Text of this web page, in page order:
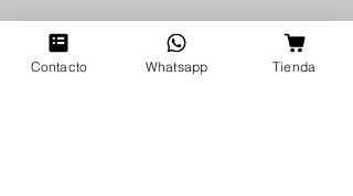
Contacto Whatsapp Tienda